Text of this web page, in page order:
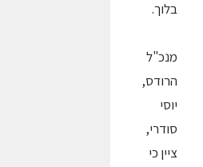
בלוך.
מנכ"ל
הרודס,
יוסי
סודרי,
ציין כי